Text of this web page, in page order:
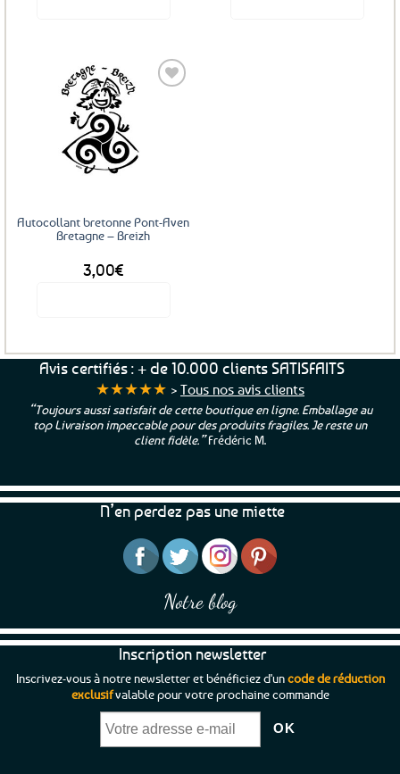
Autocollant bretonne Pont-Aven
Bretagne – Breizh
3,00€
Avis certifiés : + de 10.000 clients SATISFAITS
★★★★★ > Tous nos avis clients
“Toujours aussi satisfait de cette boutique en ligne. Emballage au
top Livraison impeccable pour des produits fragiles. Je reste un
client fidèle.”Frédéric M.
N’en perdez pas une miette
Notre blog
Inscription newsletter
Inscrivez-vous à notre newsletter et bénéficiez d'uncode de réduction
exclusifvalable pour votre prochaine commande